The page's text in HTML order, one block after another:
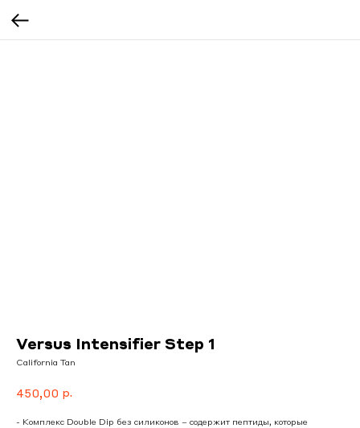
Versus Intensifier Step 1
California Tan
450,00 р.
- Комплекс Double Dip без силиконов – содержит пептиды, которые